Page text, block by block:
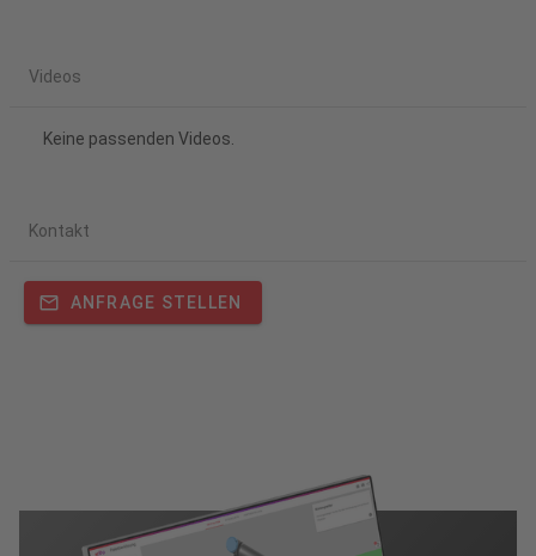
Videos
Keine passenden Videos.
Kontakt
ANFRAGE STELLEN